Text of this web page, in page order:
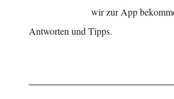
wir zur App
Antworten und Tipps.